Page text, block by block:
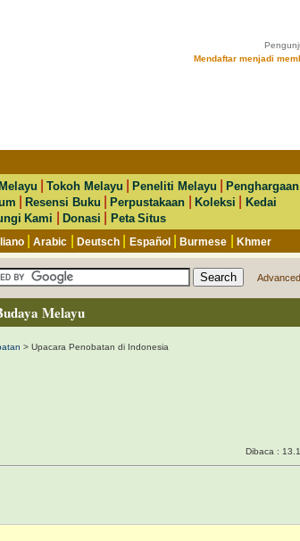
Mendaftar menjadi
|Tokoh Melayu |Peneliti Melayu |Penghargaan
|Resensi Buku |Perpustakaan Koleksi
Kedai
Kami Donasi Peta Situs
|Arabic Deutsch| Español|Burmese Khmer
Melayu
> Upacara Penobatan di Indonesia
Dibaca :